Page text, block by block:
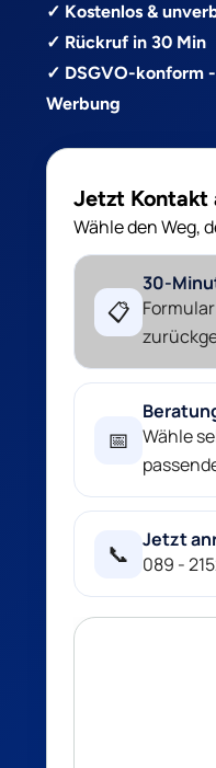
✓ Kostenlos &
✓ Rückruf in 30 Min
✓ DSGVO-konform
Werbung
Jetzt Kontakt
Wähle den Weg,
📋
30-
📅
Wähle
📞
Jetzt
089 -